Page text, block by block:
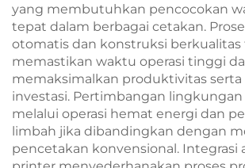
yang membutuhkan pencocokan
tepat dalam berbagai cetakan.
otomatis dan konstruksi
memastikan waktu operasi tinggi
memaksimalkan produktivitas
investasi. Pertimbangan
melalui operasi hemat energi dan
limbah jika dibandingkan dengan
pencetakan konvensional. Integrasi